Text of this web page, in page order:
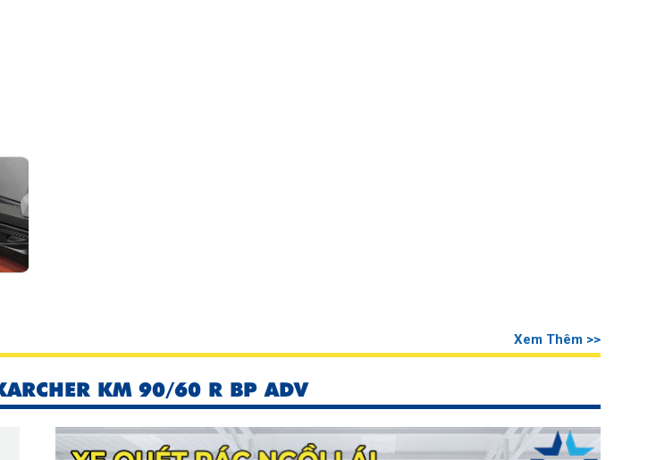
Xem Thêm >>
KM 90/60 R BP ADV